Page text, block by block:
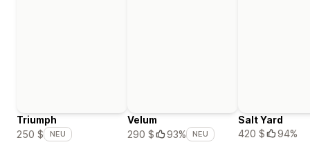
Triumph
250 $
NEU
Velum
290 $
93% NEU
Salt Yard
420 $
94%